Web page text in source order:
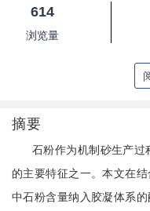
614
浏览量
摘要
石粉作为机制砂生产
的主要特征之一。本文在
中石粉含量纳入胶凝体系